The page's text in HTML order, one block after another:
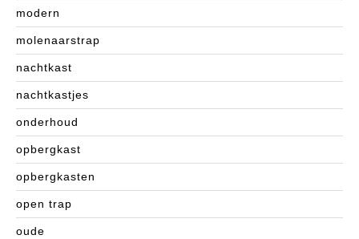
modern
molenaarstrap
nachtkast
nachtkastjes
onderhoud
opbergkast
opbergkasten
open trap
oude